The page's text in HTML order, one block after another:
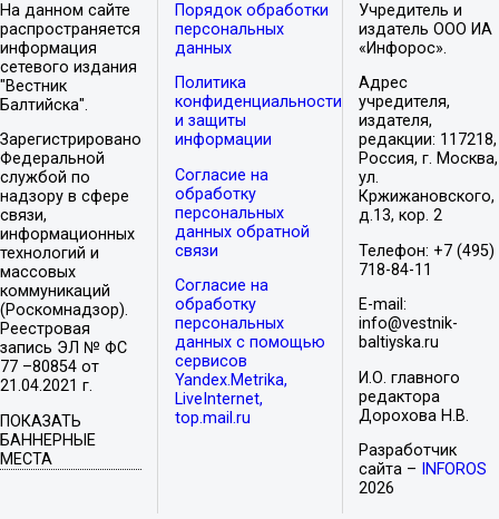
На данном сайте
распространяется
информация
сетевого издания
"Вестник
Балтийска".
Зарегистрировано
Федеральной
службой по
надзору в сфере
связи,
информационных
технологий и
массовых
коммуникаций
(Роскомнадзор).
Реестровая
запись ЭЛ № ФС
77 –80854 от
21.04.2021 г.
ПОКАЗАТЬ
БАННЕРНЫЕ
МЕСТА
Порядок обработки
персональных
данных
Политика
конфиденциальности
и защиты
информации
Согласие на
обработку
персональных
данных обратной
связи
Согласие на
обработку
персональных
данных с помощью
сервисов
Yandex.Metrika,
LiveInternet,
top.mail.ru
Учредитель и
издатель ООО ИА
«Инфорос».
Адрес
учредителя,
издателя,
редакции: 117218,
Россия, г. Москва,
ул.
Кржижановского,
д.13, кор. 2
Телефон: +7 (495)
718-84-11
E-mail:
info@vestnik-
baltiyska.ru
И.О. главного
редактора
Дорохова Н.В.
Разработчик
сайта –
INFOROS
2026